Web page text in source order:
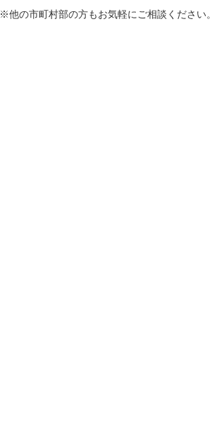
※他の市町村部の方もお気軽にご相談ください。